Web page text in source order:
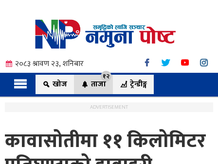
२०८३ श्रावण २३, शनिबार
खोज
ताजा
१२
ट्रेन्डीङ्ग
ADVERTISEMENT
कावासोतीमा ११ किलोमिटर